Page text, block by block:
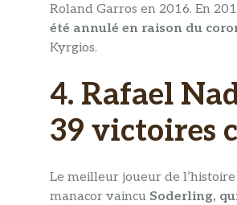
Roland Garros en 2016. En
été annulé en raison du
Kyrgios.
4. Rafael
39 victoires
Le meilleur joueur de
manacor vaincu Soderling,